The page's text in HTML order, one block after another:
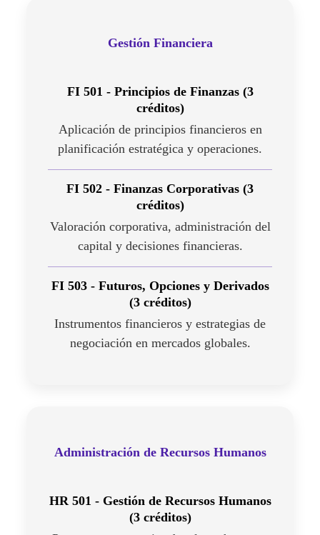
Gestión Financiera
FI 501 - Principios de Finanzas (3
créditos)
Aplicación de principios financieros en
planificación estratégica y operaciones.
FI 502 - Finanzas Corporativas (3
créditos)
Valoración corporativa, administración del
capital y decisiones financieras.
FI 503 - Futuros, Opciones y Derivados
(3 créditos)
Instrumentos financieros y estrategias de
negociación en mercados globales.
Administración de Recursos Humanos
HR 501 - Gestión de Recursos Humanos
(3 créditos)